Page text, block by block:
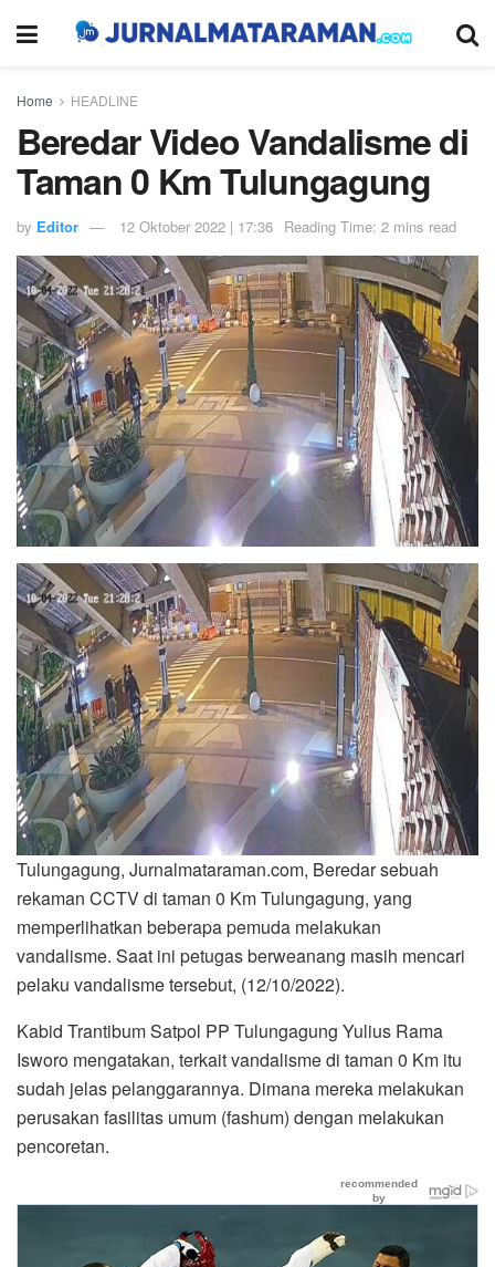
Home HEADLINE
Beredar Video Vandalisme di
Taman 0 Km Tulungagung
by Editor 12 Oktober 2022 | 17:36 Reading Time: 2 mins read
Tulungagung, Jurnalmataraman.com, Beredar sebuah
rekaman CCTV di taman 0 Km Tulungagung, yang
memperlihatkan beberapa pemuda melakukan
vandalisme. Saat ini petugas berweanang masih mencari
pelaku vandalisme tersebut, (12/10/2022).
Kabid Trantibum Satpol PP Tulungagung Yulius Rama
Isworo mengatakan, terkait vandalisme di taman 0 Km itu
sudah jelas pelanggarannya. Dimana mereka melakukan
perusakan fasilitas umum (fashum) dengan melakukan
pencoretan.